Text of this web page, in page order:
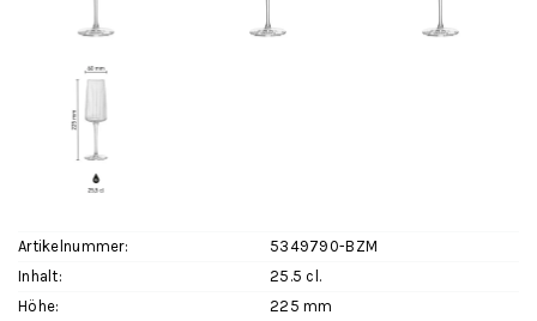
Artikelnummer:
5349790-BZM
Inhalt:
25.5 cl.
Höhe:
225 mm